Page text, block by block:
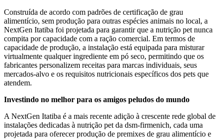
Construída de acordo com padrões de certificação de grau
alimentício, sem produção para outras espécies animais no local, a
NextGen Itatiba foi projetada para garantir que a nutrição pet nunca
compita por capacidade com a ração comercial. Em termos de
capacidade de produção, a instalação está equipada para misturar
virtualmente qualquer ingrediente em pó seco, permitindo que os
fabricantes personalizem receitas para marcas individuais, seus
mercados-alvo e os requisitos nutricionais específicos dos pets que
atendem.
Investindo no melhor para os amigos peludos do mundo
A NextGen Itatiba é a mais recente adição à crescente rede global de
instalações dedicadas à nutrição pet da dsm-firmenich, cada uma
projetada para oferecer produção de premixes de grau alimentício e